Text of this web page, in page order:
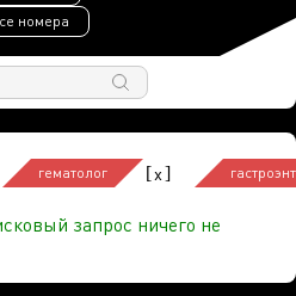
номера
гематолог [x]
запрос ничего не